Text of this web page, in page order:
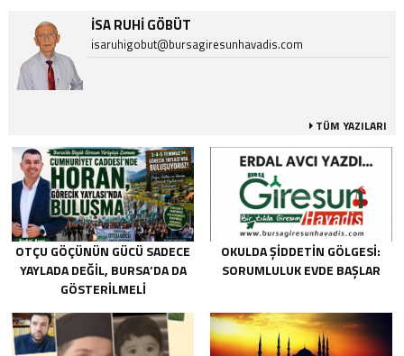
İSA RUHI GÖBÜT
isaruhigobut@bursagiresunhavadis.com
TÜM YAZILARI
OTÇU GÖÇÜNÜN GÜCÜ SADECE
YAYLADA DEĞIL, BURSA’DA DA
GÖSTERILMELI
OKULDA ŞIDDETIN GÖLGESI:
SORUMLULUK EVDE BAŞLAR